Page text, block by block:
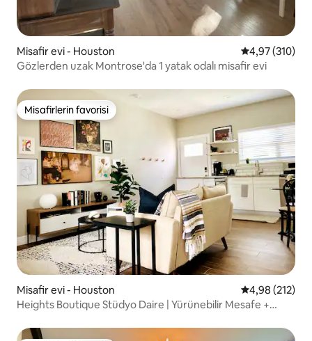
Misafir evi - Houston 5 üzerinden
4,97 (310)
Gözlerden uzak Montrose'da 1 yatak odalı misafir evi
Misafirlerin favorisi
Misafirlerin favorisi
Misafir evi - Houston 5 üzerinden
4,98 (212)
Heights Boutique Stüdyo Daire | Yürünebilir Mesafe +